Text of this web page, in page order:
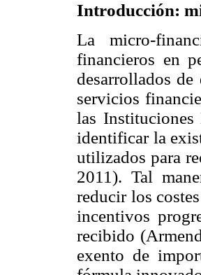
Introducción:
La micro-
financieros en
desarrollados
servicios
las
identificar la
utilizados para
2011). Tal
reducir los
incentivos
recibido
exento de